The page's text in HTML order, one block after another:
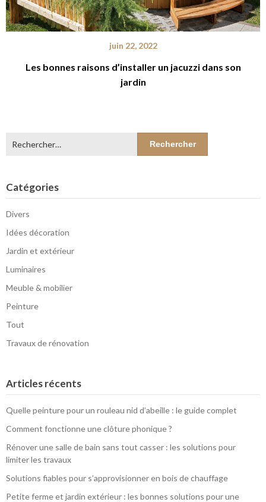
juin 22, 2022
Les bonnes raisons d’installer un jacuzzi dans son
jardin
Catégories
Divers
Idées décoration
Jardin et extérieur
Luminaires
Meuble & mobilier
Peinture
Tout
Travaux de rénovation
Articles récents
Quelle peinture pour un rouleau nid d’abeille : le guide complet
Comment fonctionne une clôture phonique ?
Rénover une salle de bain sans tout casser : les solutions pour
limiter les travaux
Solutions fiables pour s’approvisionner en bois de chauffage
Petite ferme et jardin extérieur : les bonnes solutions pour une